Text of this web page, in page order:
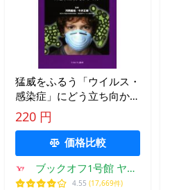
猛威をふるう「ウイルス・
感染症」にどう立ち向かう
のか MINERVA Excellent
Series 心理NOW！/河岡義
裕,今井正樹
220 円
価格比較
ブックオフ1号館 ヤフ
ーショッピング店
4.55 (17,669件)